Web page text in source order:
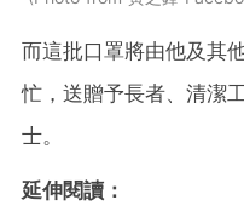
而這批口罩將由他及其
忙，送贈予長者、清潔
士。
延伸閱讀：